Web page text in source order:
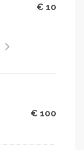
verzamelde
€ 10
€ 100